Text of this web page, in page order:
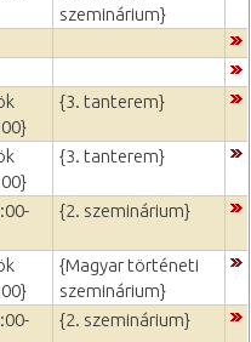
szeminárium}
{3. tanterem}
{3. tanterem}
{2. szeminárium}
{Magyar történeti
szeminárium}
{2. szeminárium}